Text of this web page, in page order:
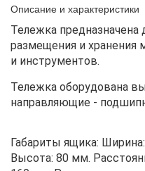
Описание и характеристики
Тележка предназначена
размещения и хранения
и инструментов.
Тележка оборудована
направляющие -
Габариты ящика:
Высота: 80 мм.